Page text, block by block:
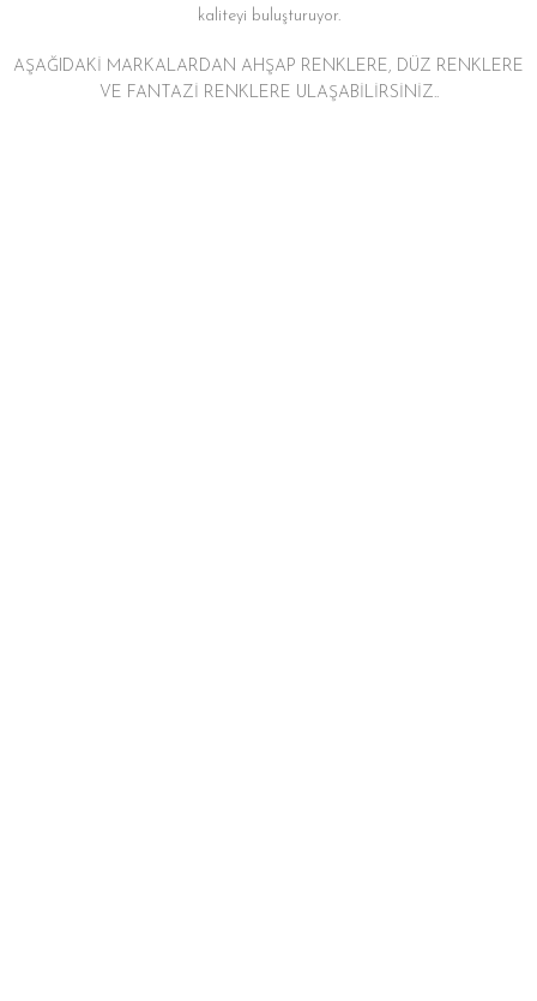
kaliteyi buluşturuyor.
AŞAĞIDAKİ MARKALARDAN AHŞAP RENKLERE, DÜZ RENKLERE
VE FANTAZİ RENKLERE ULAŞABİLİRSİNİZ..